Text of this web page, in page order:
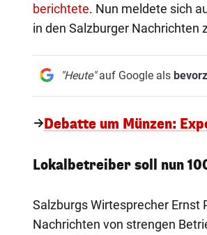
berichtete. Nun meldete sich
in den Salzburger Nachrichten
"Heute"auf Google als
Debatte um Münzen:
Lokalbetreiber soll nun
Salzburgs Wirtesprecher Ernst
Nachrichten von strengen